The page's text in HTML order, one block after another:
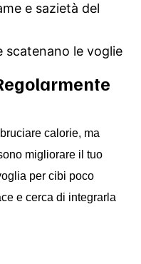
e sazietà del
scatenano le voglie
calorie, ma
migliorare il tuo
per cibi poco
e cerca di integrarla